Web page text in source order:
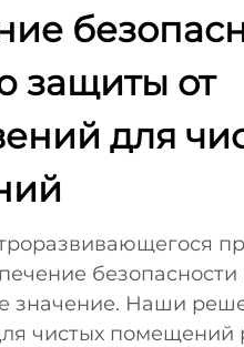
защиты от
для
значение. Наши
чистых помещений